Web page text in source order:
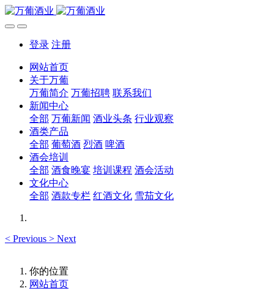
登录 注册
网站首页
关于万葡
万葡简介 万葡招聘 联系我们
新闻中心
全部 万葡新闻 酒业头条 行业观察
酒类产品
全部 葡萄酒 烈酒 啤酒
酒会培训
全部 酒食晚宴 培训课程 酒会活动
文化中心
全部 酒款专栏 红酒文化 雪茄文化
< Previous > Next
你的位置
网站首页